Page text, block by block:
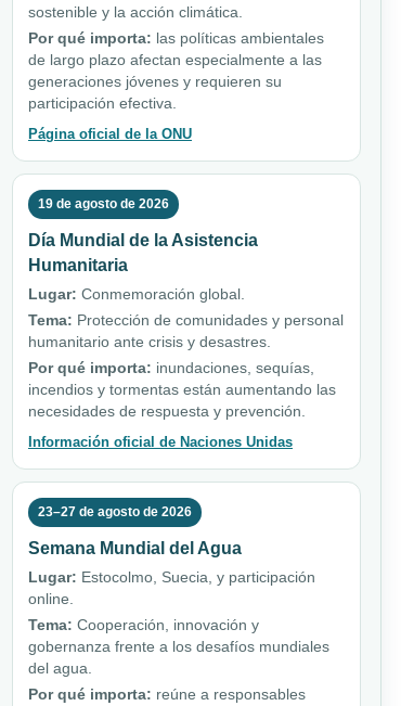
sostenible y la acción climática.
Por qué importa: las políticas ambientales
de largo plazo afectan especialmente a las
generaciones jóvenes y requieren su
participación efectiva.
Página oficial de la ONU
19 de agosto de 2026
Día Mundial de la Asistencia
Humanitaria
Lugar: Conmemoración global.
Tema: Protección de comunidades y personal
humanitario ante crisis y desastres.
Por qué importa: inundaciones, sequías,
incendios y tormentas están aumentando las
necesidades de respuesta y prevención.
Información oficial de Naciones Unidas
23–27 de agosto de 2026
Semana Mundial del Agua
Lugar: Estocolmo, Suecia, y participación
online.
Tema: Cooperación, innovación y
gobernanza frente a los desafíos mundiales
del agua.
Por qué importa: reúne a responsables